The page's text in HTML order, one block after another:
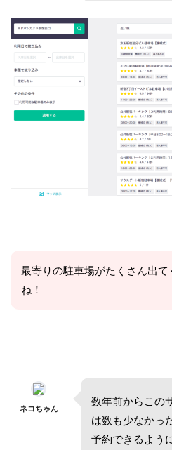
最寄りの駐車場がたくさん出て
ね！
ネコちゃん
数年前からこの
は数も少なかっ
予約できるよう